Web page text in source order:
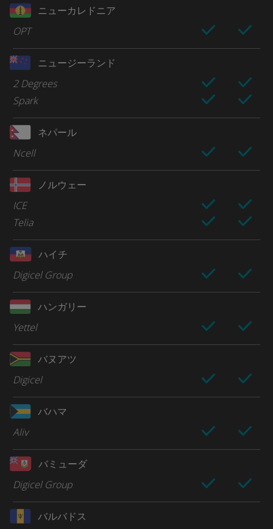
ニューカレドニア
OPT
ニュージーランド
2 Degrees
Spark
ネパール
Ncell
ノルウェー
ICE
Telia
ハイチ
Digicel Group
ハンガリー
Yettel
バヌアツ
Digicel
バハマ
Aliv
バミューダ
Digicel Group
バルバドス